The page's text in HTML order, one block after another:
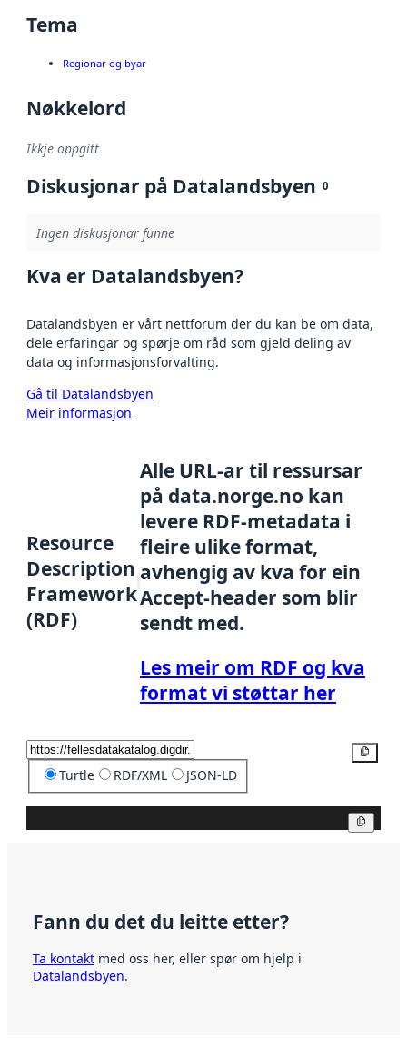
Tema
Regionar og byar
Nøkkelord
Ikkje oppgitt
Diskusjonar på Datalandsbyen 0
Ingen diskusjonar funne
Kva er Datalandsbyen?
Datalandsbyen er vårt nettforum der du kan be om data,
dele erfaringar og spørje om råd som gjeld deling av
data og informasjonsforvalting.
Gå til Datalandsbyen
Meir informasjon
Resource
Description
Framework
(RDF)
Alle URL-ar til ressursar
på data.norge.no kan
levere RDF-metadata i
fleire ulike format,
avhengig av kva for ein
Accept-header som blir
sendt med.
Les meir om RDF og kva
format vi støttar her
Turtle RDF/XML JSON-LD
Fann du det du leitte etter?
Ta kontakt med oss her, eller spør om hjelp i
Datalandsbyen.